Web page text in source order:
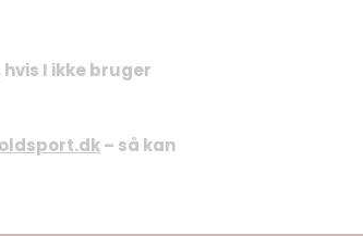
I ikke bruger
– så kan